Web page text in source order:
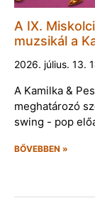
A IX.
muzsikál a
2026. július. 13.
A Kamilka &
meghatározó
swing - pop
BŐVEBBEN »